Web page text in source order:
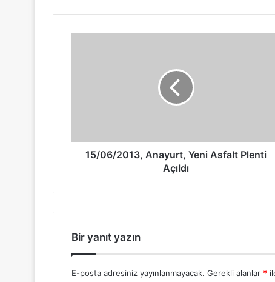
15/06/2013, Anayurt, Yeni Asfalt Plenti
Açıldı
Bir yanıt yazın
E-posta adresiniz yayınlanmayacak. Gerekli alanlar *